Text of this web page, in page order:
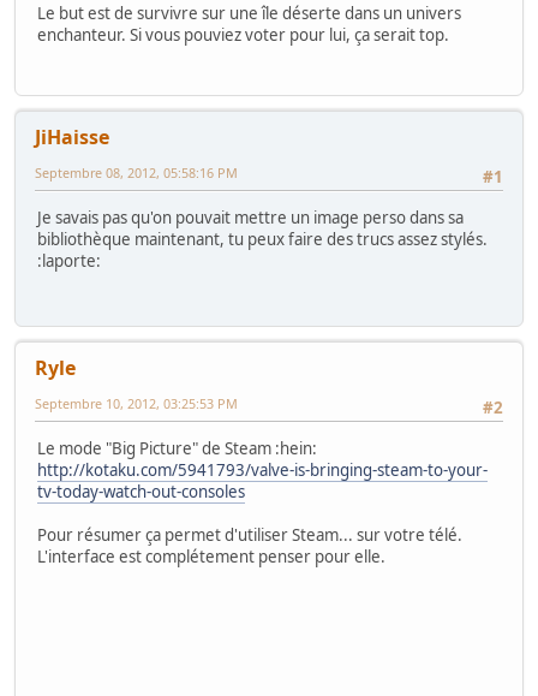
Le but est de survivre sur une île déserte dans un univers
enchanteur. Si vous pouviez voter pour lui, ça serait top.
JiHaisse
#1
Septembre 08, 2012, 05:58:16 PM
Je savais pas qu'on pouvait mettre un image perso dans sa
bibliothèque maintenant, tu peux faire des trucs assez stylés.
:laporte:
Ryle
#2
Septembre 10, 2012, 03:25:53 PM
Le mode "Big Picture" de Steam :hein:
http://kotaku.com/5941793/valve-is-bringing-steam-to-your-
tv-today-watch-out-consoles
Pour résumer ça permet d'utiliser Steam... sur votre télé.
L'interface est complétement penser pour elle.